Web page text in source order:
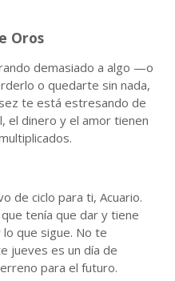
Oros
demasiado a algo —o
o quedarte sin nada,
te está estresando de
el dinero y el amor tienen
de ciclo para ti, Acuario.
tenía que dar y tiene
que sigue. No te
jueves es un día de
para el futuro.